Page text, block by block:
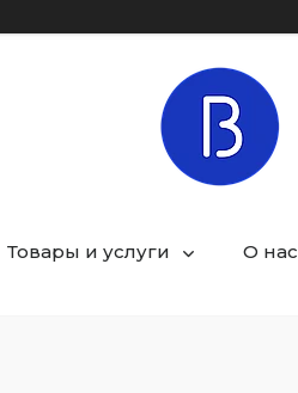
Товары и услуги О нас